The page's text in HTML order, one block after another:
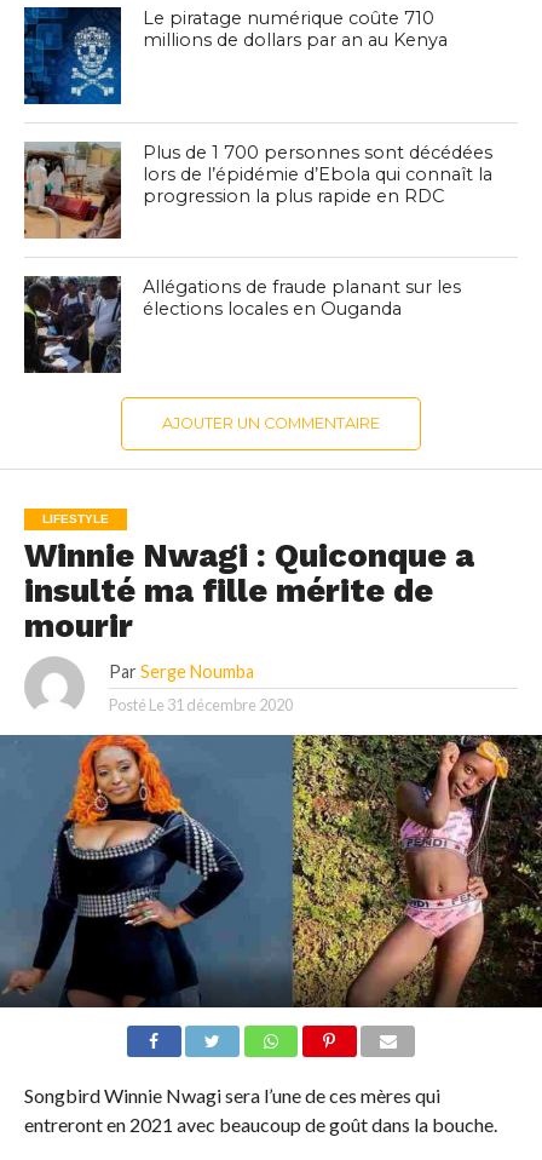
Le piratage numérique coûte 710
millions de dollars par an au Kenya
Plus de 1 700 personnes sont décédées
lors de l’épidémie d’Ebola qui connaît la
progression la plus rapide en RDC
Allégations de fraude planant sur les
élections locales en Ouganda
AJOUTER UN COMMENTAIRE
LIFESTYLE
Winnie Nwagi : Quiconque a
insulté ma fille mérite de
mourir
Par Serge Noumba
Posté Le 31 décembre 2020
Songbird Winnie Nwagi sera l’une de ces mères qui
entreront en 2021 avec beaucoup de goût dans la bouche.